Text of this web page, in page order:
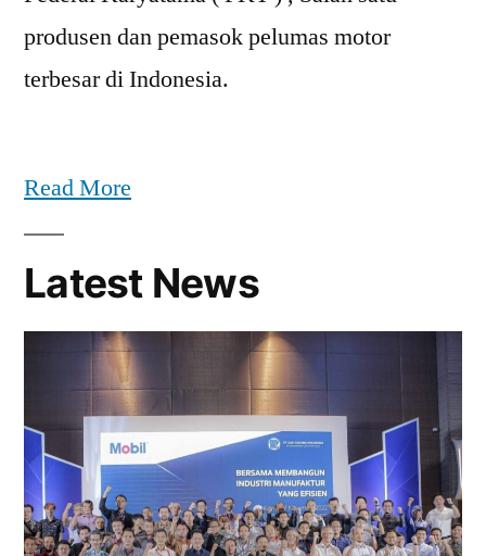
produsen dan pemasok pelumas motor
terbesar di Indonesia.
Read More
Latest News